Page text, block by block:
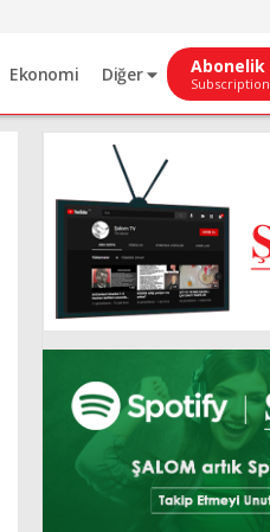
Ekonomi Diğer Abonelik
Subscription